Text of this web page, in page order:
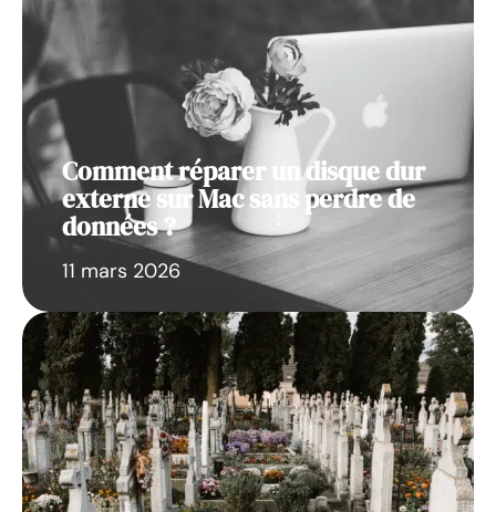
Comment réparer un disque dur
externe sur Mac sans perdre de
données ?
11 mars 2026